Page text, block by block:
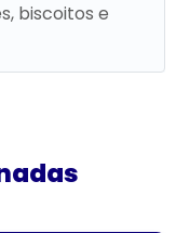
biscoitos e